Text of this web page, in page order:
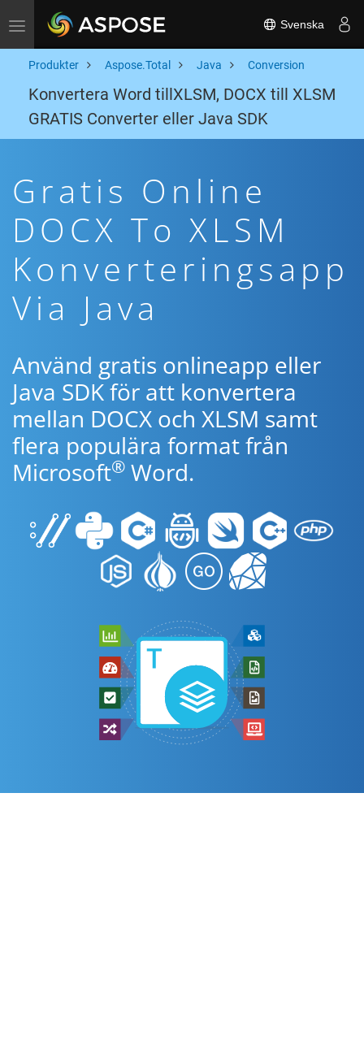
Toggle navigation Svenska
Produkter Aspose.Total Java Conversion
Konvertera Word tillXLSM, DOCX till XLSM
GRATIS Converter eller Java SDK
Gratis Online
DOCX To XLSM
Konverteringsapp
Via Java
Använd gratis onlineapp eller
Java SDK för att konvertera
mellan DOCX och XLSM samt
flera populära format från
Microsoft® Word.